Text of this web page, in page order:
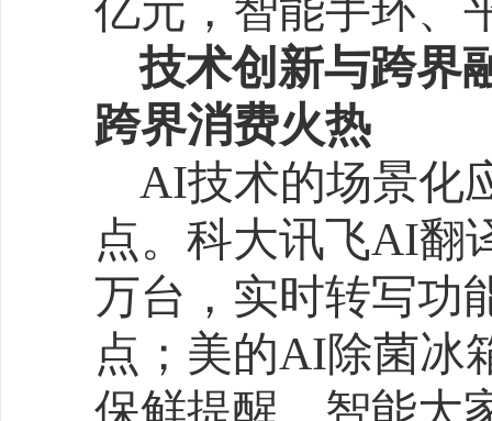
的是福建省、河南省、山
个省市数量总和超过1.1万